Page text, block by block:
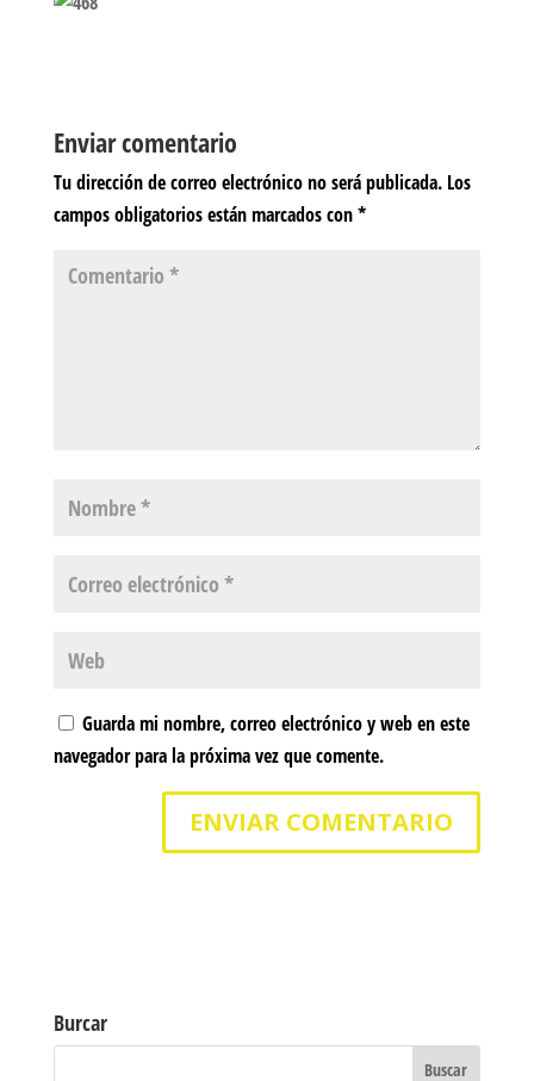
Enviar comentario
Tu dirección de correo electrónico no será publicada. Los
campos obligatorios están marcados con*
Guarda mi nombre, correo electrónico y web en este
navegador para la próxima vez que comente.
Burcar